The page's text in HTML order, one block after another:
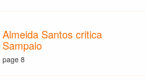
Almeida Santos critica
Sampaio
page 8